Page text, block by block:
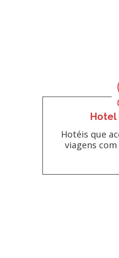
Hotel
Hotéis que
viagens